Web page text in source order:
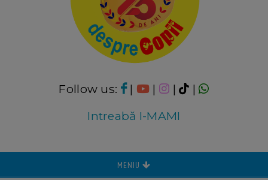
Follow us: | | |
|
Intreabă I-MAMI
MENIU